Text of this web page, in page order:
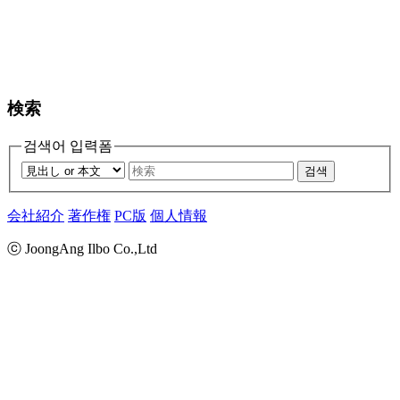
検索
검색어 입력폼
검색
会社紹介 著作権 PC版 個人情報
ⓒ JoongAng Ilbo Co.,Ltd